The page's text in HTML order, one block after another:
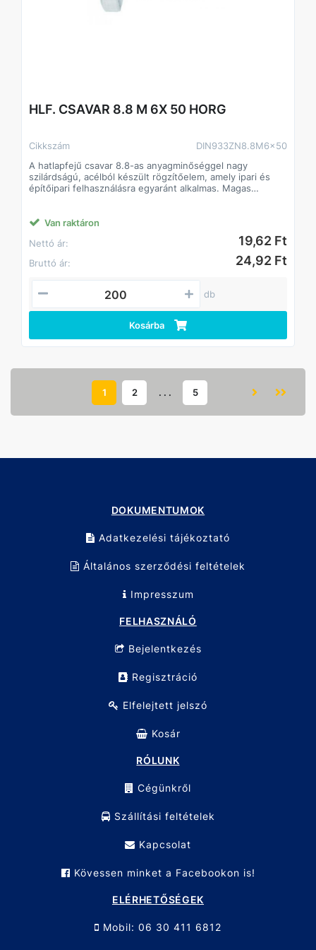
HLF. CSAVAR 8.8 M 6X 50 HORG
Cikkszám
DIN933ZN8.8M6x50
A hatlapfejű csavar 8.8-as anyagminőséggel nagy
szilárdságú, acélból készült rögzítőelem, amely ipari és
építőipari felhasználásra egyaránt alkalmas. Magas
hatlapfej kialakítása lehetővé teszi a gyors és precíz
Jellemzők:
• Anyagminőség: 8.8 acél, magas szakítószilárdság
• Strapabíró, hosszú élettartamú
• Beltéri és kültéri alkalmazásokhoz egyaránt
• Kompatibilis anyákkal és alátétekkel
Van raktáron
Nettó ár:
19,62 Ft
Bruttó ár: 24,92 Ft
db
Kosárba
1 2 . . . 5
DOKUMENTUMOK
Adatkezelési tájékoztató
Általános szerződési feltételek
Impresszum
FELHASZNÁLÓ
Bejelentkezés
Regisztráció
Elfelejtett jelszó
Kosár
RÓLUNK
Cégünkről
Szállítási feltételek
Kapcsolat
Kövessen minket a Facebookon is!
ELÉRHETŐSÉGEK
Mobil: 06 30 411 6812